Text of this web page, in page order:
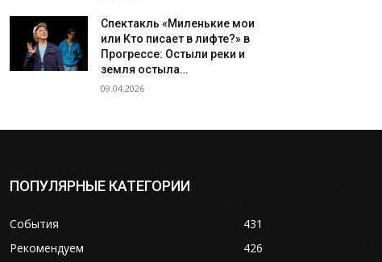
Спектакль «Миленькие мои
или Кто писает в лифте?» в
Прогрессе: Остыли реки и
земля остыла…
09.04.2026
ПОПУЛЯРНЫЕ КАТЕГОРИИ
События
431
Рекомендуем
426